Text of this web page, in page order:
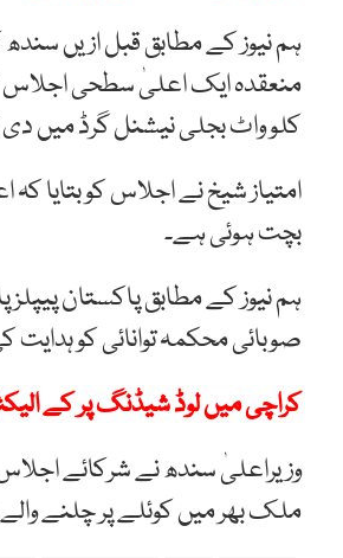
ہم نیوز کے مطابق قبل ازیں
منعقدہ ایک اعلیٰ سطحی اجلاس
کلو واٹ بجلی نیشنل گرڈ میں
بچت ہوئی ہے۔
ہم نیوز کے مطابق پاکستان
صوبائی محکمہ توانائی کو ہدایت
کراچی میں لوڈ شیڈنگ پر کے
وزیراعلیٰ سندھ نے شرکائے
ملک بھر میں کوئلے پر چلنے والے